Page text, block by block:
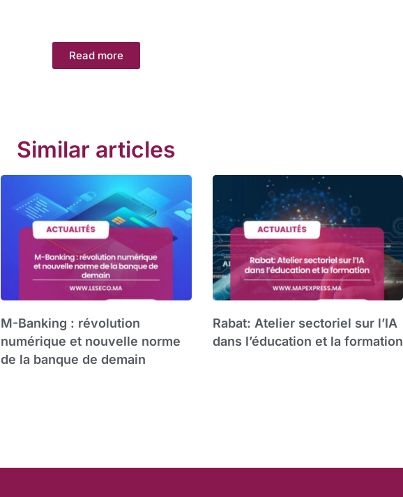
Read more
Similar articles
M-Banking : révolution
numérique et nouvelle norme
de la banque de demain
Rabat: Atelier sectoriel sur l’IA
dans l’éducation et la formation